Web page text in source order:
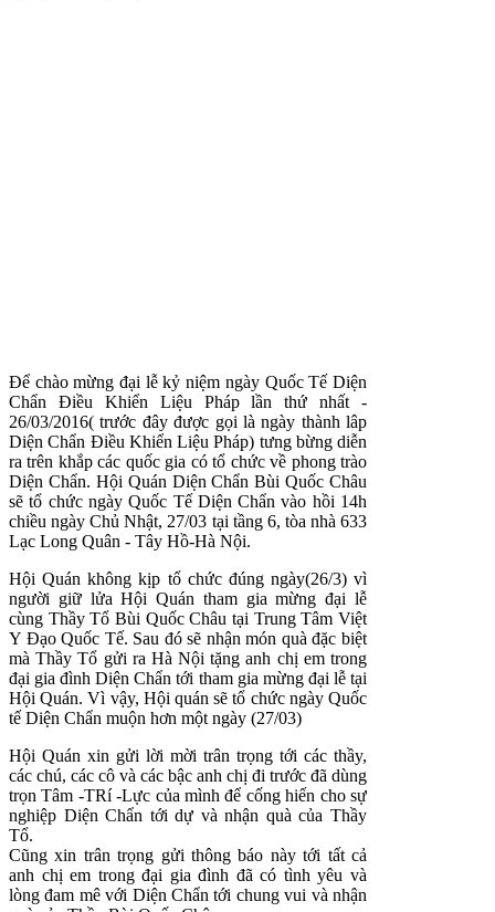
Để chào mừng đại lễ kỷ niệm ngày Quốc Tế Diện
Chẩn Điều Khiển Liệu Pháp lần thứ nhất -
26/03/2016( trước đây được gọi là ngày thành lâp
Diện Chẩn Điều Khiển Liệu Pháp) tưng bừng diễn
ra trên khắp các quốc gia có tổ chức về phong trào
Diện Chẩn. Hội Quán Diện Chẩn Bùi Quốc Châu
sẽ tổ chức ngày Quốc Tế Diện Chẩn vào hồi 14h
chiều ngày Chủ Nhật, 27/03 tại tầng 6, tòa nhà 633
Lạc Long Quân - Tây Hồ-Hà Nội.
Hội Quán không kịp tổ chức đúng ngày(26/3) vì
người giữ lửa Hội Quán tham gia mừng đại lễ
cùng Thầy Tổ Bùi Quốc Châu tại Trung Tâm Việt
Y Đạo Quốc Tế. Sau đó sẽ nhận món quà đặc biệt
mà Thầy Tổ gửi ra Hà Nội tặng anh chị em trong
đại gia đình Diện Chẩn tới tham gia mừng đại lễ tại
Hội Quán. Vì vậy, Hội quán sẽ tổ chức ngày Quốc
tế Diện Chẩn muộn hơn một ngày (27/03)
Hội Quán xin gửi lời mời trân trọng tới các thầy,
các chú, các cô và các bậc anh chị đi trước đã dùng
trọn Tâm -TRí -Lực của mình để cống hiến cho sự
nghiệp Diện Chẩn tới dự và nhận quà của Thầy
Tổ.
Cũng xin trân trọng gửi thông báo này tới tất cả
anh chị em trong đại gia đình đã có tình yêu và
lòng đam mê với Diện Chẩn tới chung vui và nhận